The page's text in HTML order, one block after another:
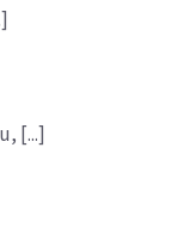
[...]